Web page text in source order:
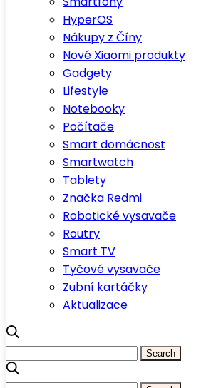
HyperOS
Nákupy z Číny
Nové Xiaomi produkty
Gadgety
Lifestyle
Notebooky
Počítače
Smart domácnost
Smartwatch
Tablety
Značka Redmi
Robotické vysavače
Routry
Smart TV
Tyčové vysavače
Zubní kartáčky
Aktualizace